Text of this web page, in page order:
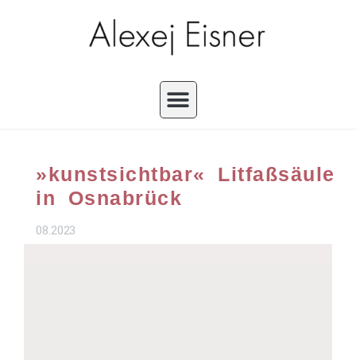
»kunstsichtbar« Litfaßsäule
in Osnabrück
08.2023